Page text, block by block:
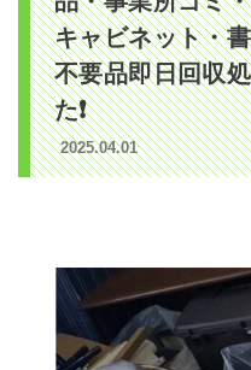
キャビネット・
不要品即日回収
た❗
2025.04.01